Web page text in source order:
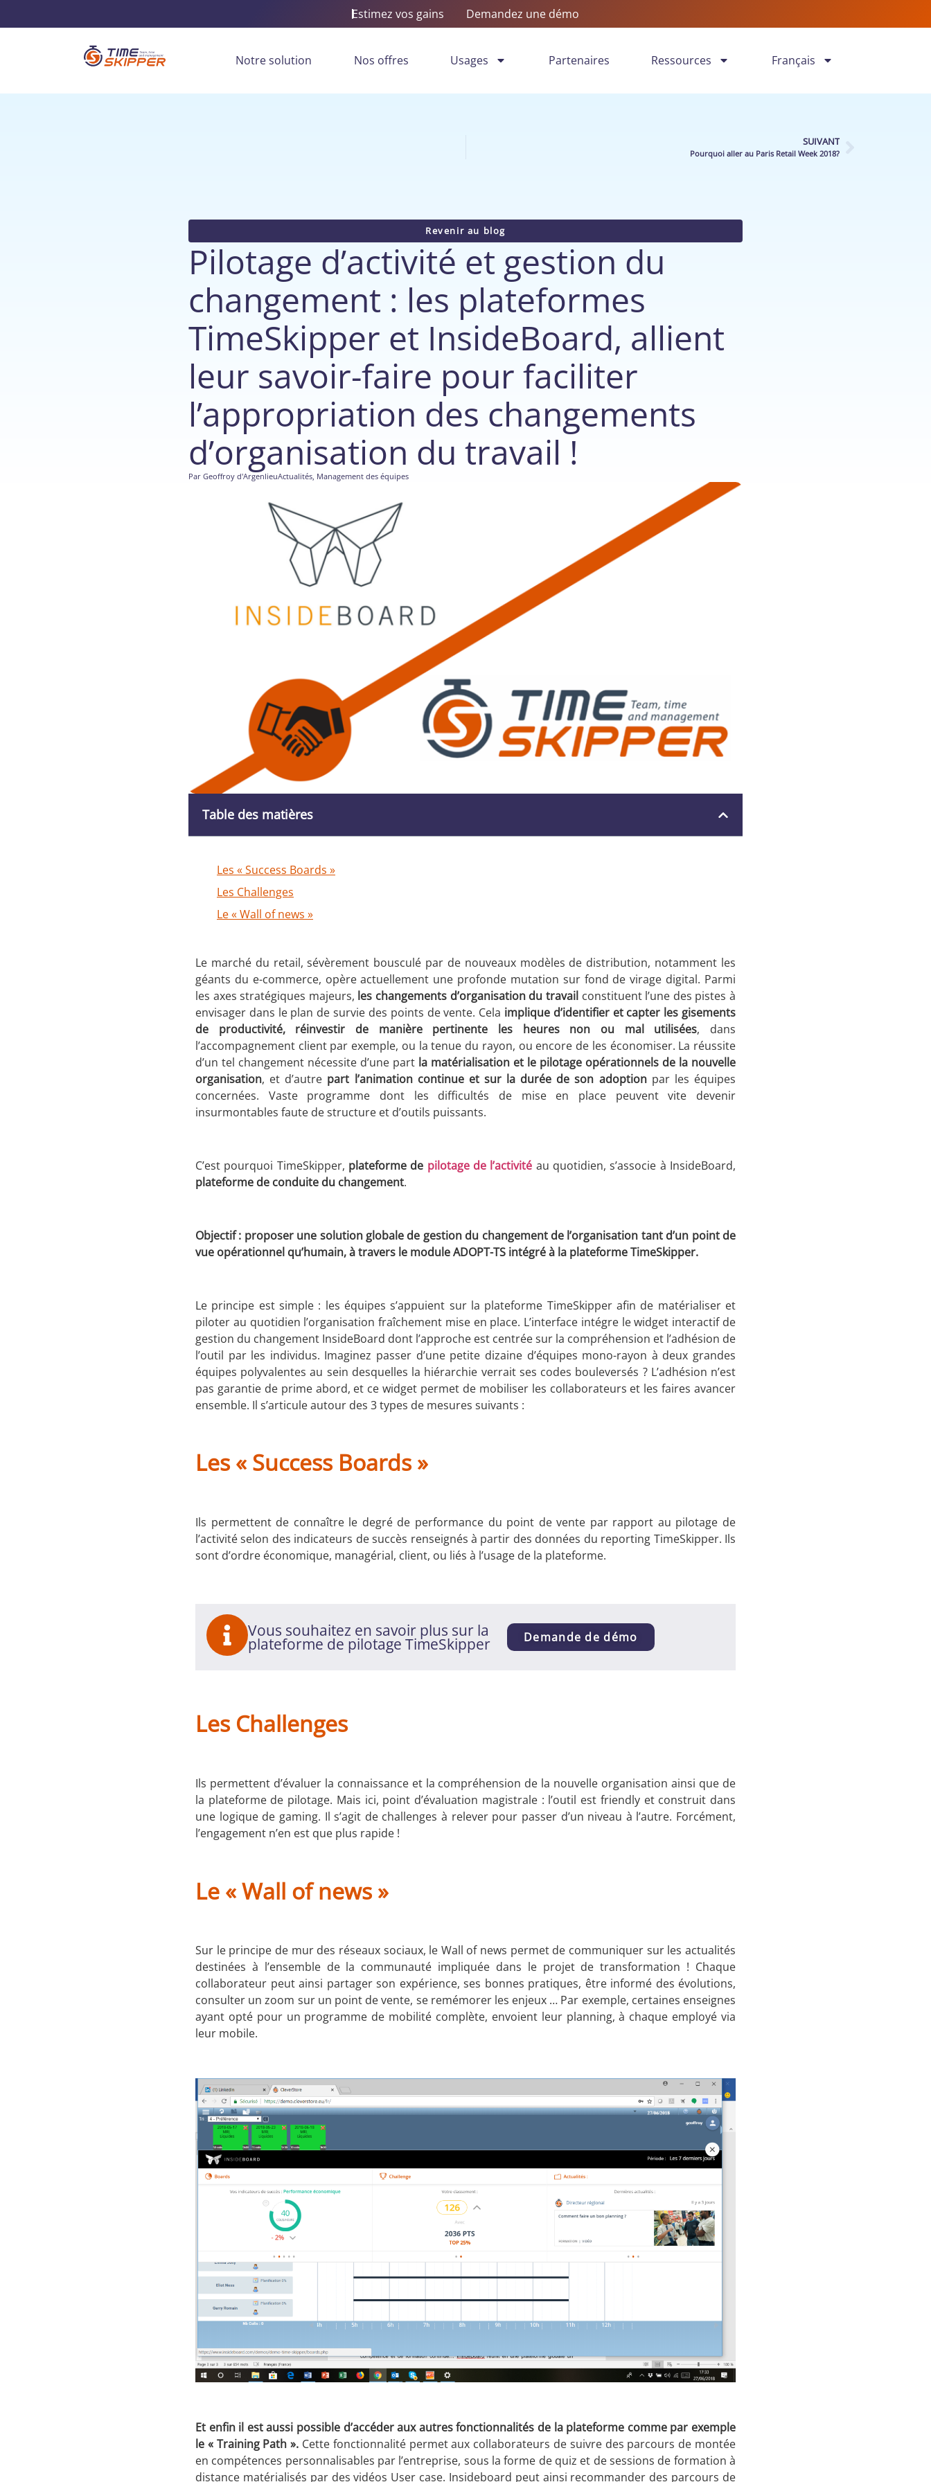
Estimez vos gains Demandez une démo
Notre solution Nos offres Usages Partenaires Ressources Français
SUIVANT
Pourquoi aller au Paris Retail Week 2018?
Revenir au blog
Pilotage d’activité et gestion du
changement : les plateformes
TimeSkipper et InsideBoard, allient
leur savoir-faire pour faciliter
l’appropriation des changements
d’organisation du travail !
Par Geoffroy d'ArgenlieuActualités, Management des équipes
Table des matières
Les « Success Boards »
Les Challenges
Le « Wall of news »
Le marché du retail, sévèrement bousculé par de nouveaux modèles de distribution, notamment les
géants du e-commerce, opère actuellement une profonde mutation sur fond de virage digital. Parmi
les axes stratégiques majeurs, les changements d’organisation du travail constituent l’une des pistes à
envisager dans le plan de survie des points de vente. Cela implique d’identifier et capter les gisements
de productivité, réinvestir de manière pertinente les heures non ou mal utilisées, dans
l’accompagnement client par exemple, ou la tenue du rayon, ou encore de les économiser. La réussite
d’un tel changement nécessite d’une part la matérialisation et le pilotage opérationnels de la nouvelle
organisation, et d’autre part l’animation continue et sur la durée de son adoptionpar les équipes
concernées. Vaste programme dont les difficultés de mise en place peuvent vite devenir
insurmontables faute de structure et d’outils puissants.
C’est pourquoi TimeSkipper, plateforme de pilotage de l’activité au quotidien, s’associe à InsideBoard,
plateforme de conduite du changement.
Objectif : proposer une solution globale de gestion du changement de l’organisation tant d’un point de
vue opérationnel qu’humain, à travers le module ADOPT-TS intégré à la plateforme TimeSkipper.
Le principe est simple : les équipes s’appuient sur la plateforme TimeSkipper afin de matérialiser et
piloter au quotidien l’organisation fraîchement mise en place. L’interface intégre le widget interactif de
gestion du changement InsideBoard dont l’approche est centrée sur la compréhension et l’adhésion de
l’outil par les individus. Imaginez passer d’une petite dizaine d’équipes mono-rayon à deux grandes
équipes polyvalentes au sein desquelles la hiérarchie verrait ses codes bouleversés ? L’adhésion n’est
pas garantie de prime abord, et ce widget permet de mobiliser les collaborateurs et les faires avancer
ensemble. Il s’articule autour des 3 types de mesures suivants :
Les «Success Boards »
Ils permettent de connaître le degré de performance du point de vente par rapport au pilotage de
l’activité selon des indicateurs de succès renseignés à partir des données du reporting TimeSkipper. Ils
sont d’ordre économique, managérial, client, ou liés à l’usage de la plateforme.
Vous souhaitez en savoir plus sur la
plateforme de pilotage TimeSkipper Demande de démo
Les Challenges
Ils permettent d’évaluer la connaissance et la compréhension de la nouvelle organisation ainsi que de
la plateforme de pilotage. Mais ici, point d’évaluation magistrale : l’outil est friendly et construit dans
une logique de gaming. Il s’agit de challenges à relever pour passer d’un niveau à l’autre. Forcément,
l’engagement n’en est que plus rapide !
Le « Wall of news »
Sur le principe de mur des réseaux sociaux, le Wall of news permet de communiquer sur les actualités
destinées à l’ensemble de la communauté impliquée dans le projet de transformation ! Chaque
collaborateur peut ainsi partager son expérience, ses bonnes pratiques, être informé des évolutions,
consulter un zoom sur un point de vente, se remémorer les enjeux … Par exemple, certaines enseignes
ayant opté pour un programme de mobilité complète, envoient leur planning, à chaque employé via
leur mobile.
Et enfin il est aussi possible d’accéder aux autres fonctionnalités de la plateforme comme par exemple
le « Training Path ». Cette fonctionnalité permet aux collaborateurs de suivre des parcours de montée
en compétences personnalisables par l’entreprise, sous la forme de quiz et de sessions de formation à
distance matérialisés par des vidéos User case. Insideboard peut ainsi recommander des parcours de